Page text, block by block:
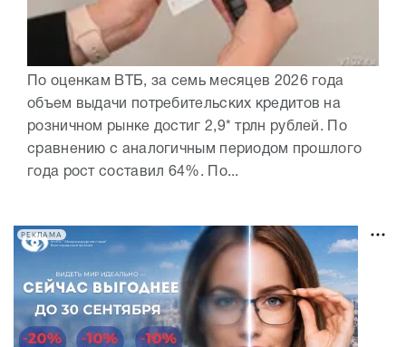
По оценкам ВТБ, за семь месяцев 2026 года
объем выдачи потребительских кредитов на
розничном рынке достиг 2,9* трлн рублей. По
сравнению с аналогичным периодом прошлого
года рост составил 64%. По...
РЕКЛАМА